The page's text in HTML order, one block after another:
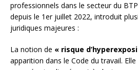
professionnels dans le secteur du
depuis le 1er juillet 2022, introduit
juridiques majeures :
La notion de « risque
apparition dans le Code du travail.